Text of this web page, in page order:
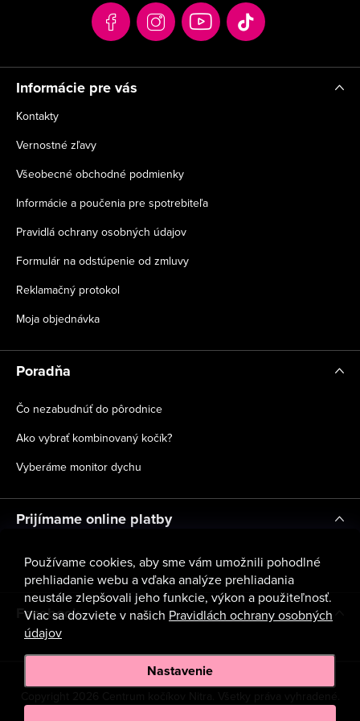
Používame cookies, aby sme vám umožnili pohodlné
prehliadanie webu a vďaka analýze prehliadania
neustále zlepšovali jeho funkcie, výkon a použiteľnosť.
Viac sa dozviete v našich Pravidlách ochrany osobných
údajov
Nastavenie
e
Informácie pre vás
Kontakty
Vernostné zľavy
Všeobecné obchodné podmienky
Informácie a poučenia pre spotrebiteľa
Pravidlá ochrany osobných údajov
Formulár na odstúpenie od zmluvy
Reklamačný protokol
Moja objednávka
Poradňa
Čo nezabudnúť do pôrodnice
Ako vybrať kombinovaný kočík?
Vyberáme monitor dychu
Prijímame online platby
Facebook